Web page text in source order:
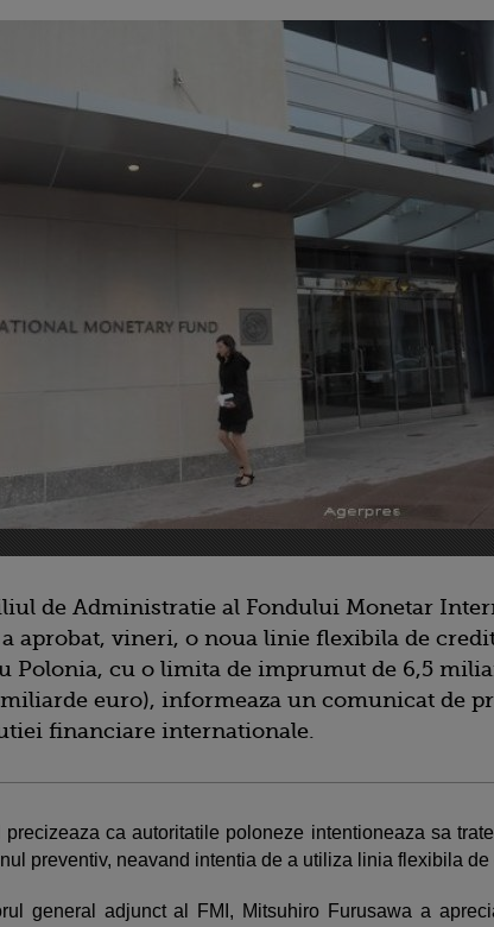
de Administratie al Fondului Monetar
a aprobat, vineri, o noua linie flexibila de
Polonia, cu o limita de imprumut de 6,5
euro), informeaza un comunicat de
financiare internationale.
precizeaza ca autoritatile poloneze intentioneaza sa
preventiv, neavand intentia de a utiliza linia flexibila de
general adjunct al FMI, Mitsuhiro Furusawa a